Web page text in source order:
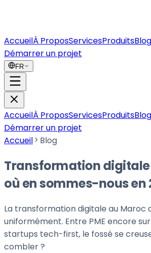
AccueilÀ ProposServicesProduitsBlog
Démarrer un projet
FR
AccueilÀ ProposServicesProduitsBlog
Démarrer un projet
Accueil
Blog
Transformation digitale
où en sommes-nous en
La transformation digitale au Maroc
uniformément. Entre PME encore
startups tech-first, le fossé se
combler ?